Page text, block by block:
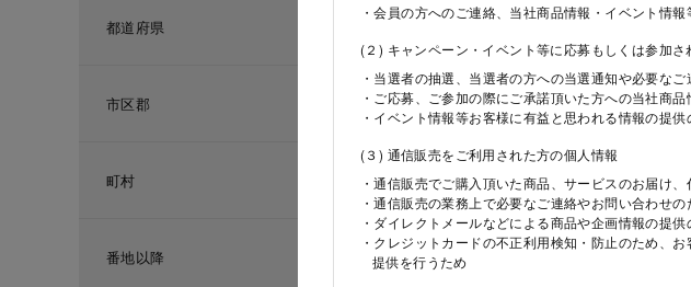
・会員の方へのご連絡、当社商品情報・イベント情
(２) キャンペーン・イベント等に応募もしくは参加さ
・当選者の抽選、当選者の方への当選通知や必要な
・ご応募、ご参加の際にご承諾頂いた方への当社商品
・イベント情報等お客様に有益と思われる情報の提供
(３) 通信販売をご利用された方の個人情報
・通信販売でご購入頂いた商品、サービスのお届け
・通信販売の業務上で必要なご連絡やお問い合わせの
・ダイレクトメールなどによる商品や企画情報の提供
・クレジットカードの不正利用検知・防止のため、
提供を行うため
都道府県
市区郡
町村
番地以降